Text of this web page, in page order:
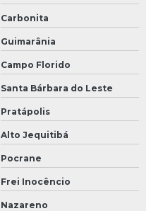
Carbonita
Guimarânia
Campo Florido
Santa Bárbara do Leste
Pratápolis
Alto Jequitibá
Pocrane
Frei Inocêncio
Nazareno